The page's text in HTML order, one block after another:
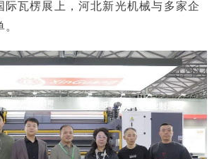
际瓦楞展上，河北新光机械与多家企